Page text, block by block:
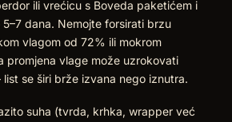
ili vrećicu s Boveda paketićem i
dana. Nemojte forsirati brzu
vlagom od 72% ili mokrom
promjena vlage može uzrokovati
se širi brže izvana nego iznutra.
suha (tvrda, krhka, wrapper već